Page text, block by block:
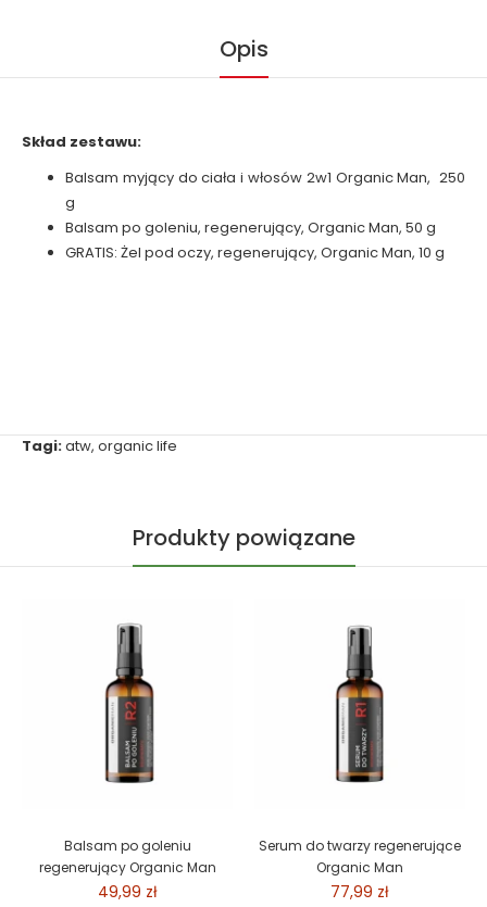
Opis
Skład zestawu:
Balsam myjący do ciała i włosów 2w1 Organic Man, 250
g
Balsam po goleniu, regenerujący, Organic Man, 50 g
GRATIS: Żel pod oczy, regenerujący, Organic Man, 10 g
Tagi:atw, organic life
Produkty powiązane
Balsam po goleniu
regenerujący Organic Man
49,99 zł
Serum do twarzy regenerujące
Organic Man
77,99 zł